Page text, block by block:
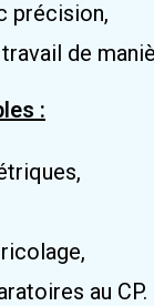
précision,
de
:
au CP.